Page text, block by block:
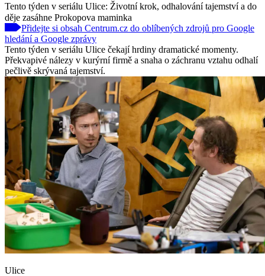
Tento týden v seriálu Ulice: Životní krok, odhalování tajemství a do
děje zasáhne Prokopova maminka
Přidejte si obsah Centrum.cz do oblíbených zdrojů pro Google
hledání a Google zprávy
Tento týden v seriálu Ulice čekají hrdiny dramatické momenty.
Překvapivé nálezy v kurýrní firmě a snaha o záchranu vztahu odhalí
pečlivě skrývaná tajemství.
Ulice